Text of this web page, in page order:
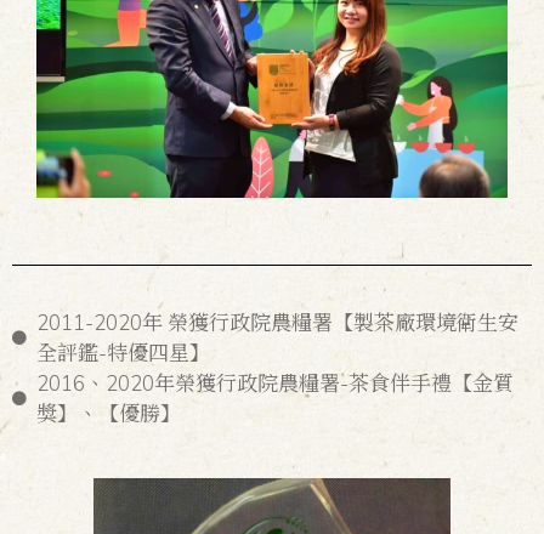
2011-2020年 榮獲行政院農糧署【製茶廠環境衛生安
全評鑑-特優四星】
2016、2020年榮獲行政院農糧署-茶食伴手禮【金質
獎】、【優勝】